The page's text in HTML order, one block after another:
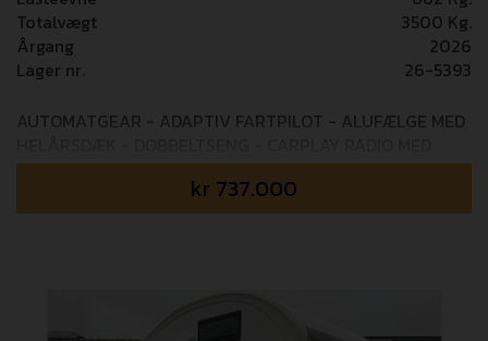
Totalvægt
3500 Kg.
Årgang
2026
Lager nr.
26-5393
AUTOMATGEAR - ADAPTIV FARTPILOT - ALUFÆLGE MED
BAKKAMERA Mulighed for tilkøb af 36 mdr+ GOSafe
garanti (i alt 5 års garanti) - 14.995,- Udstyrspakker som
er inkluderet i prisen: Kontrolvejet egenvægt: 2.638 kg
70x50cm - Indgangsdør med myggenet - Elektrisk trin -
kr 737.000